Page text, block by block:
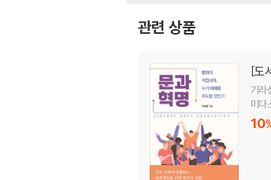
관련 상품
[도
기라
미다
10